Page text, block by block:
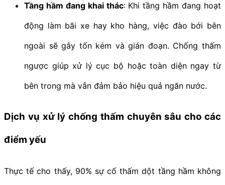
Tầng hầm đang khai thác: Khi tầng hầm đang hoạt
động làm bãi xe hay kho hàng, việc đào bới bên
ngoài sẽ gây tốn kém và gián đoạn. Chống thấm
ngược giúp xử lý cục bộ hoặc toàn diện ngay từ
bên trong mà vẫn đảm bảo hiệu quả ngăn nước.
Dịch vụ xử lý chống thấm chuyên sâu cho các
điểm yếu
Thực tế cho thấy, 90% sự cố thấm dột tầng hầm không